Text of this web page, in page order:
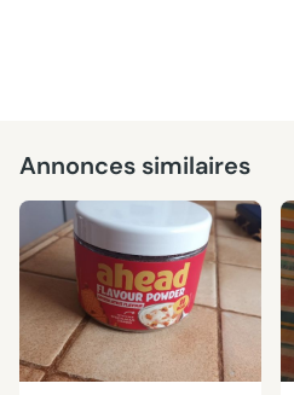
Annonces similaires